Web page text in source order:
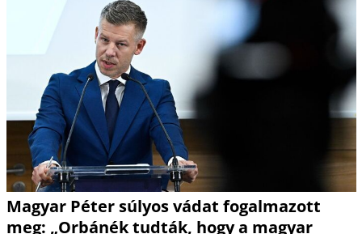
Magyar Péter súlyos vádat fogalmazott
meg: „Orbánék tudták, hogy a magyar